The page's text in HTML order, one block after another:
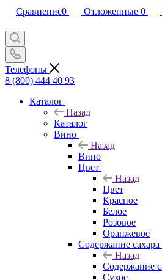
Сравнение0 Отложенные 0
Телефоны
8 (800) 444 40 93
Каталог
Назад
Каталог
Вино
Назад
Вино
Цвет
Назад
Цвет
Красное
Белое
Розовое
Оранжевое
Содержание сахара
Назад
Содержание
Сухое